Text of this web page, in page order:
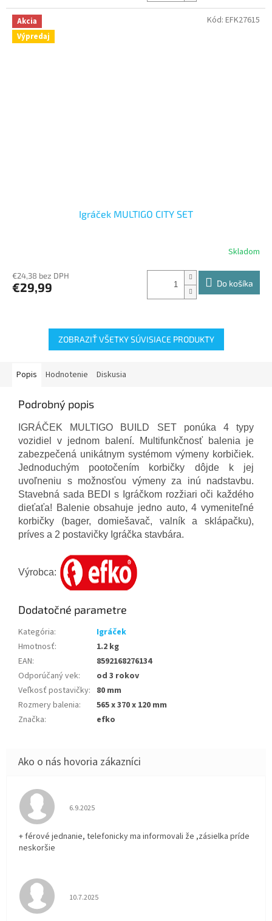
Akcia
Výpredaj
Igráček MULTIGO CITY SET
Skladom
€24,38 bez DPH
€29,99 Do košíka
Kód: EFK27615
ZOBRAZIŤ VŠETKY SÚVISIACE PRODUKTY
Popis Hodnotenie Diskusia
Podrobný popis
IGRÁČEK MULTIGO BUILD SET ponúka 4 typy
vozidiel v jednom balení. Multifunkčnosť balenia je
zabezpečená unikátnym systémom výmeny korbičiek.
Jednoduchým pootočením korbičky dôjde k jej
uvoľneniu s možnosťou výmeny za inú nadstavbu.
Stavebná sada BEDI s Igráčkom rozžiari oči každého
dieťaťa! Balenie obsahuje jedno auto, 4 vymeniteľné
korbičky (bager, domiešavač, valník a sklápačku),
príves a 2 postavičky Igráčka stavbára.
Výrobca:
Dodatočné parametre
Kategória:
Igráček
Hmotnosť:
1.2 kg
EAN:
8592168276134
Odporúčaný vek:
od 3 rokov
Veľkosť postavičky: 80 mm
Rozmery balenia:
565 x 370 x 120 mm
Značka: efko
Hodnotenie obchodu je 5 z 5 hviezdičiek.
6.9.2025
+ férové jednanie, telefonicky ma informovali že ,zásielka príde
neskoršie
Hodnotenie obchodu je 5 z 5 hviezdičiek.
10.7.2025